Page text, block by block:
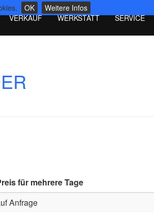
OK Weitere Infos
VERKAUF WERKSTATT SERVICE
für mehrere Tage
Anfrage